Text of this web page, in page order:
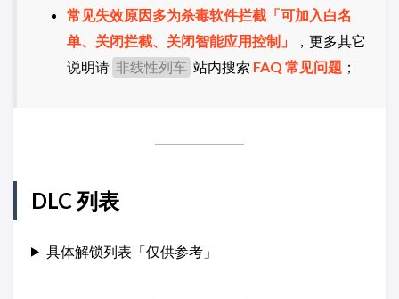
常见失效原因多为杀毒软件拦截「可加入白名
单、关闭拦截、关闭智能应用控制」
，更多其它
说明请 非线性列车 站内搜索 FAQ 常见问题 ；
DLC 列表
具体解锁列表「仅供参考」